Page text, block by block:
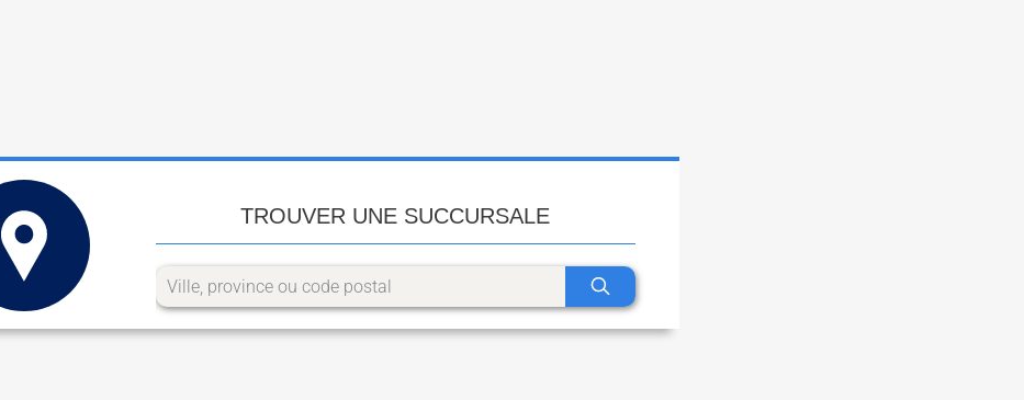
TROUVER UNE SUCCURSALE